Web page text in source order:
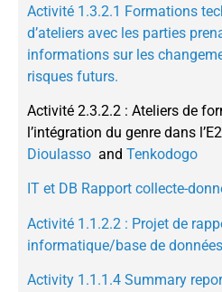
Activité 1.3.2.1 Formations
d’ateliers avec les parties
informations sur les
risques futurs.
Activité 2.3.2.2 : Ateliers de
l’intégration du genre dans
Dioulasso and Tenkodogo
IT et DB Rapport collecte-
Activité 1.1.2.2 : Projet de
informatique/base de données
Activity 1.1.1.4 Summary